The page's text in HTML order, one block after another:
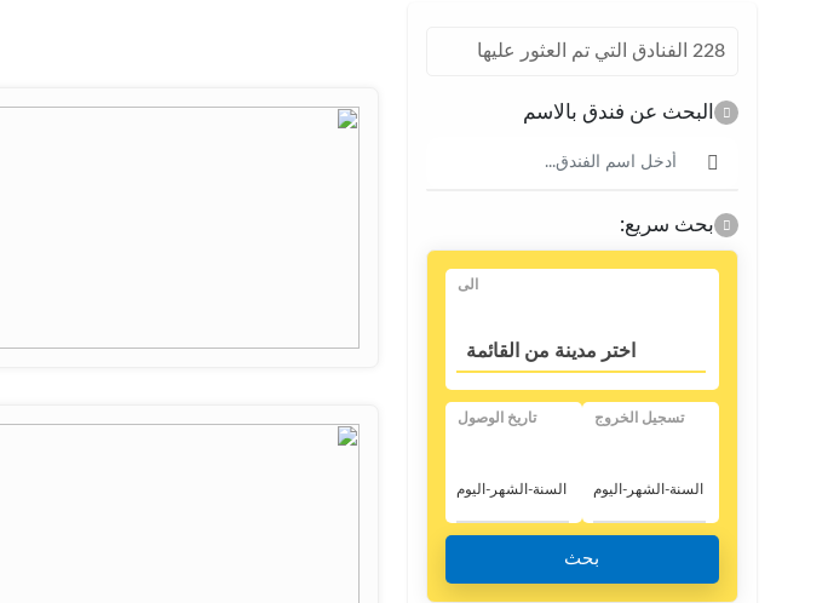
228 الفنادق التي تم العثور عليها
البحث عن فندق بالاسم
بحث سريع:
الی
اختر مدينة من القائمة
تاريخ الوصول تسجيل الخروج
بحث